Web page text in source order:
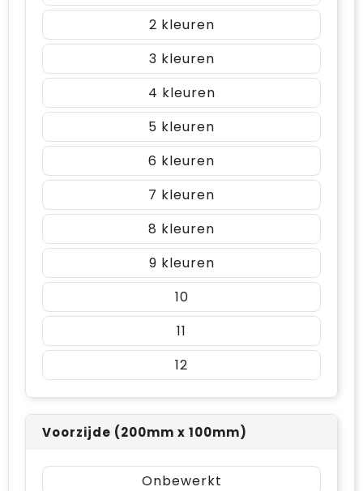
2
3
4
5
6
7
8
9
10
11
12
Voorzijde (200mm x 100mm)
Onbewerkt